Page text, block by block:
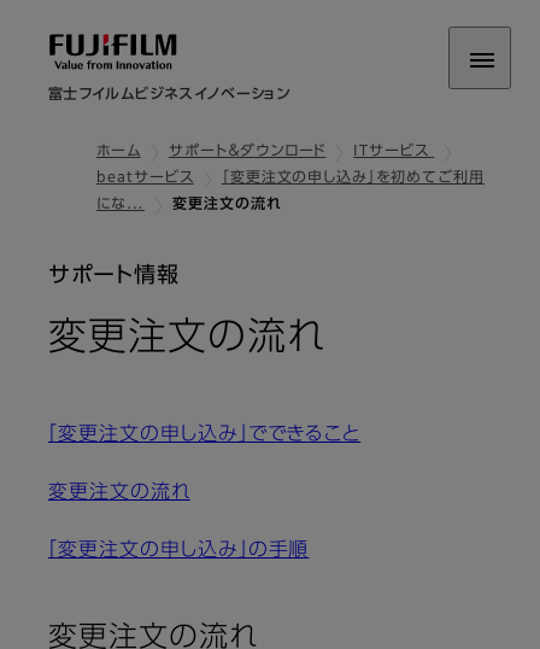
富士フイルムビジネスイノベーション
ホーム サポート＆ダウンロード
ITサービス
beatサービス
「変更注文の申し込み」を初めてご利用
にな…
変更注文の流れ
サポート情報
変更注文の流れ
「変更注文の申し込み」でできること
変更注文の流れ
「変更注文の申し込み」の手順
変更注文の流れ